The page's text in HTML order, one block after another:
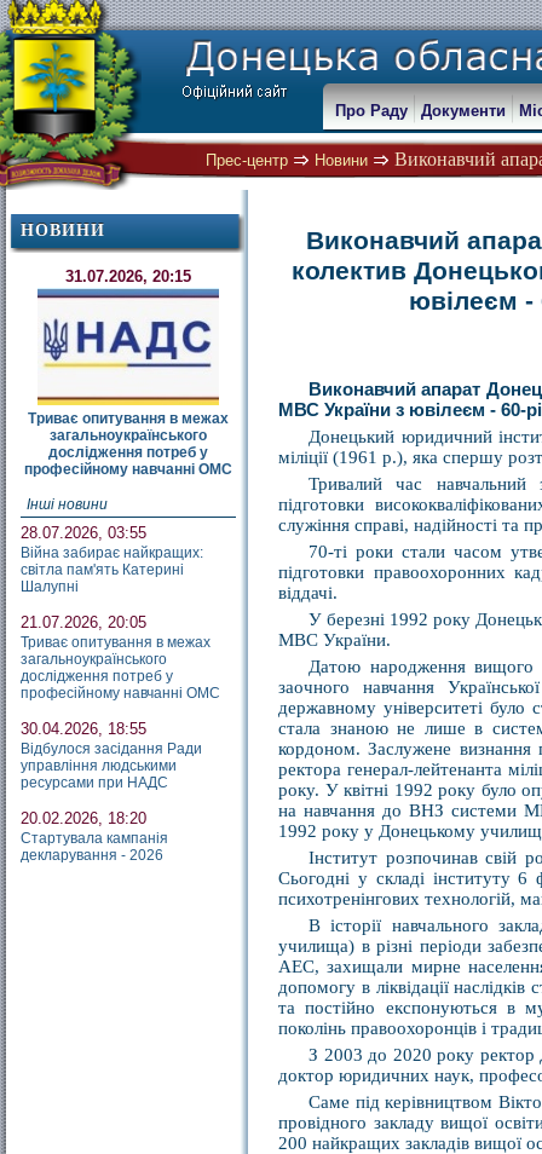
Прес-центр Новини Виконавчий
Про Раду Документи
НОВИНИ
31.07.2026, 20:15
Триває опитування в межах
загальноукраїнського
дослідження потреб у
професійному навчанні ОМС
Інші новини
28.07.2026, 03:55
Війна забирає найкращих:
світла пам'ять Катерині
Шалупні
21.07.2026, 20:05
Триває опитування в межах
загальноукраїнського
дослідження потреб у
професійному навчанні ОМС
30.04.2026, 18:55
Відбулося засідання Ради
управління людськими
ресурсами при НАДС
20.02.2026, 18:20
Стартувала кампанія
декларування - 2026
Виконавчий
колектив
ювілеєм -
Виконавчий апарат
МВС України з ювілеєм - 60-
Донецький юридичний
міліції (1961 р.), яка спершу
Тривалий час навчальний
підготовки
служіння справі, надійності та
70-ті роки стали часом
підготовки правоохоронних
віддачі.
У березні 1992 року
МВС України.
Датою народження вищого
заочного навчання
державному університеті було
стала знаною не лише в
кордоном. Заслужене визнання
ректора генерал-лейтенанта
року. У квітні 1992 року було
на навчання до ВНЗ системи
1992 року у Донецькому училищі
Інститут розпочинав свій
Сьогодні у складі інституту 6
психотренінгових технологій,
В історії навчального
училища) в різні періоди
АЕС, захищали мирне
допомогу в ліквідації
та постійно експонуються в
поколінь правоохоронців і
З 2003 до 2020 року ректор
доктор юридичних наук,
Саме під керівництвом
провідного закладу вищої
200 найкращих закладів вищої